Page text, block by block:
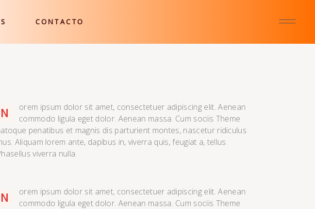
CONTACTO
N
orem ipsum dolor sit amet, consectetuer adipiscing elit. Aenean
commodo ligula eget dolor. Aenean massa. Cum sociis Theme
penatibus et magnis dis parturient montes, nascetur ridiculus
Aliquam lorem ante, dapibus in, viverra quis, feugiat a, tellus.
viverra nulla.
N
orem ipsum dolor sit amet, consectetuer adipiscing elit. Aenean
commodo ligula eget dolor. Aenean massa. Cum sociis Theme